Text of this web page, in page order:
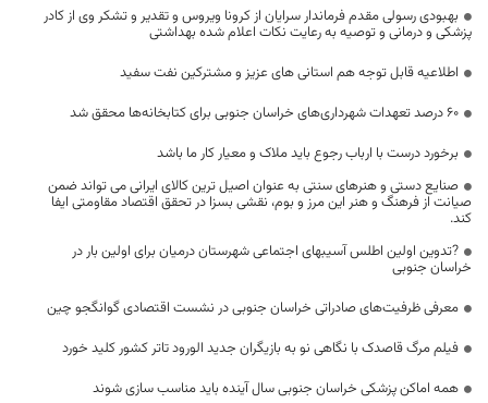
بهبودی رسولی مقدم فرماندار سرایان از کرونا ویروس و تقدیر و تشکر وی از کادر
پزشکی و درمانی و توصیه به رعایت نکات اعلام شده بهداشتی
اطلاعیه قابل توجه هم استانی های عزیز و مشترکین نفت سفید
۶۰ درصد تعهدات شهرداری‌های خراسان جنوبی برای کتابخانه‌ها محقق شد
برخورد درست با ارباب رجوع باید ملاک و معیار کار ما باشد
صنایع دستی و هنرهای سنتی به عنوان اصیل ترین کالای ایرانی می تواند ضمن
صیانت از فرهنگ و هنر این مرز و بوم، نقشی بسزا در تحقق اقتصاد مقاومتی ایفا
کند.
?تدوین اولین اطلس آسیبهای اجتماعی شهرستان درمیان برای اولین بار در
خراسان جنوبی
معرفی ظرفیت‌های صادراتی خراسان جنوبی در نشست اقتصادی گوانگجو چین
فیلم مرگ قاصدک با نگاهی نو به بازیگران جدید الورود تاتر کشور کلید خورد
همه اماکن پزشکی خراسان جنوبی سال آینده باید مناسب سازی شوند